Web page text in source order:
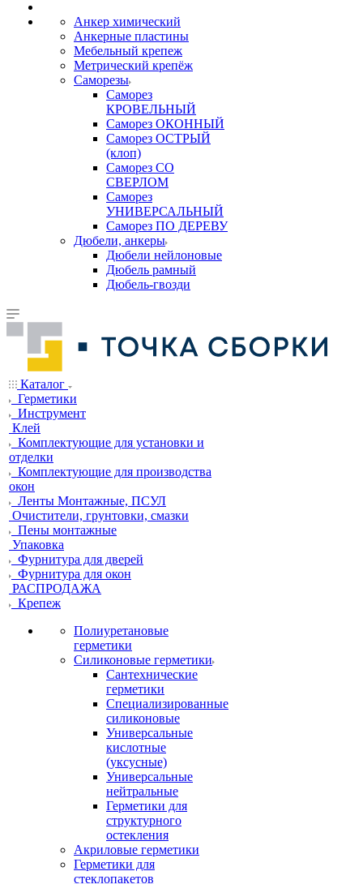
Анкер химический
Анкерные пластины
Мебельный крепеж
Метрический крепёж
Саморезы
Саморез
КРОВЕЛЬНЫЙ
Саморез ОКОННЫЙ
Саморез ОСТРЫЙ
(клоп)
Саморез СО
СВЕРЛОМ
Саморез
УНИВЕРСАЛЬНЫЙ
Саморез ПО ДЕРЕВУ
Дюбели, анкеры
Дюбели нейлоновые
Дюбель рамный
Дюбель-гвозди
Каталог
Герметики
Инструмент
Клей
Комплектующие для установки и
отделки
Комплектующие для производства
окон
Ленты Монтажные, ПСУЛ
Очистители, грунтовки, смазки
Пены монтажные
Упаковка
Фурнитура для дверей
Фурнитура для окон
РАСПРОДАЖА
Крепеж
Полиуретановые
герметики
Силиконовые герметики
Сантехнические
герметики
Специализированные
силиконовые
Универсальные
кислотные
(уксусные)
Универсальные
нейтральные
Герметики для
структурного
остекления
Акриловые герметики
Герметики для
стеклопакетов